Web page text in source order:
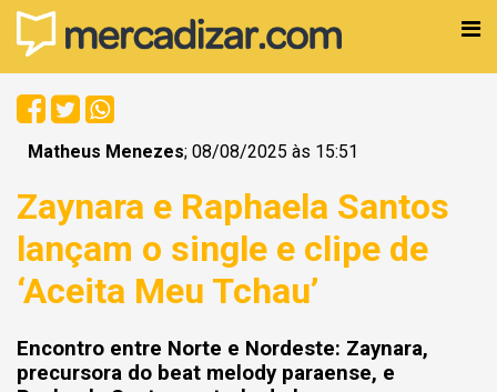
Matheus Menezes; 08/08/2025 às 15:51
Zaynara e Raphaela Santos
lançam o single e clipe de
‘Aceita Meu Tchau’
Encontro entre Norte e Nordeste: Zaynara,
precursora do beat melody paraense, e